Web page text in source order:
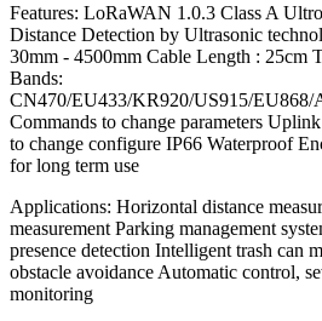
Features: LoRaWAN 1.0.3 Class A
Distance Detection by Ultrasonic
30mm - 4500mm Cable Length : 25cm
Bands:
CN470/EU433/KR920/US915/
Commands to change parameters
to change configure IP66 Waterproof
for long term use
Applications: Horizontal distance
measurement Parking management
presence detection Intelligent trash can
obstacle avoidance Automatic control,
monitoring